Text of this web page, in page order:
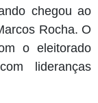
chegou ao
Rocha. O
o eleitorado
lideranças